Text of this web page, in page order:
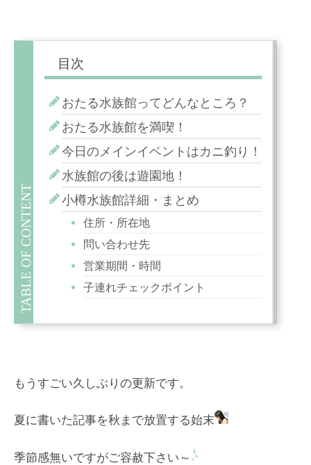
おたる水族館ってどんなところ？
おたる水族館を満喫！
今日のメインイベントはカニ釣り！
水族館の後は遊園地！
小樽水族館詳細・まとめ
住所・所在地
問い合わせ先
営業期間・時間
子連れチェックポイント
もうすごい久しぶりの更新です。
夏に書いた記事を秋まで放置する始末
季節感無いですがご容赦下さい～